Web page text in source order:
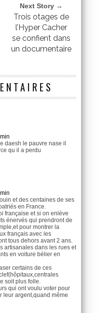
Next Story →
Trois otages de
l’Hyper Cacher
se confient dans
un documentaire
daesh le pauvre nase il
qu il a perdu
et des centaines de ses
en France.
française et si on enlève
énervés qui prendront de
pour montrer la
français avec les
tous dehors avant 2 ans.
artisanales dans les rues et
en voiture bélier en
certains de ces
soit plus folle.
qui ont voulu voter pour
leur argent,quand même